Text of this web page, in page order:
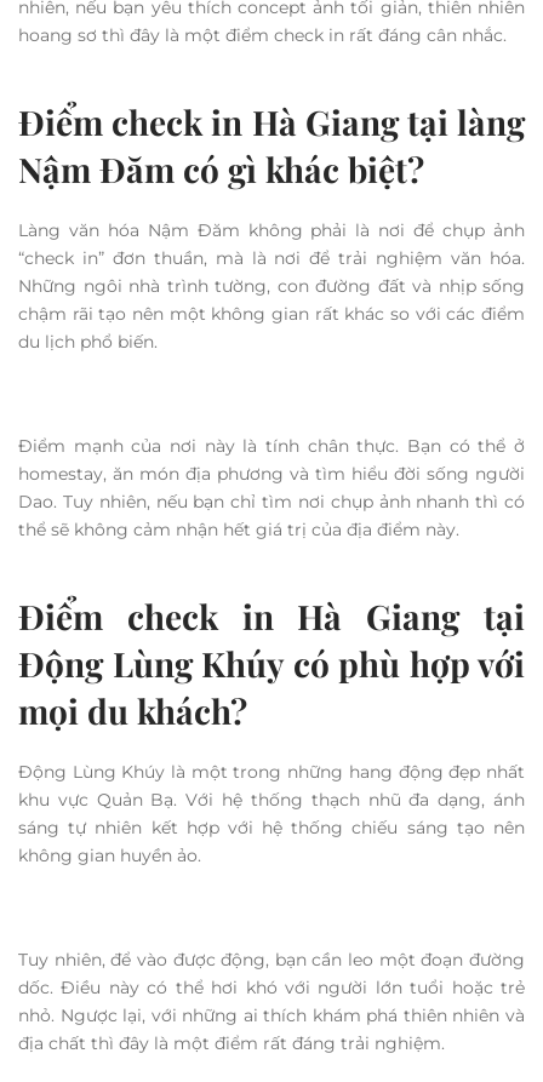
Trải nghiệm thực tế cho thấy đường đi khá dài và có phần
khó khăn, đặc biệt nếu bạn chưa quen đường đèo. Tuy
nhiên, nếu bạn yêu thích concept ảnh tối giản, thiên nhiên
hoang sơ thì đây là một điểm check in rất đáng cân nhắc.
Điểm check in Hà Giang tại làng
Nậm Đăm có gì khác biệt?
Làng văn hóa Nậm Đăm không phải là nơi để chụp ảnh
Những ngôi nhà trình tường, con đường đất và nhịp sống
chậm rãi tạo nên một không gian rất khác so với các điểm
du lịch phổ biến.
Điểm mạnh của nơi này là tính chân thực. Bạn có thể ở
homestay, ăn món địa phương và tìm hiểu đời sống người